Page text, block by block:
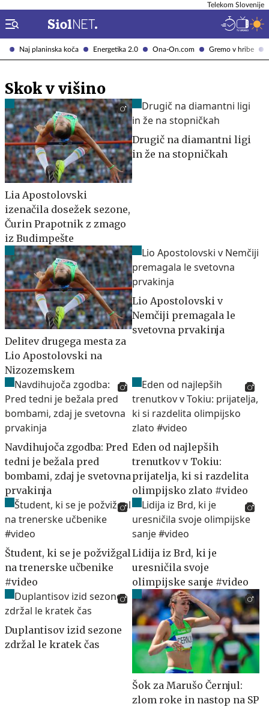
Naj planinska koča Energetika 2.0 Ona-On.com Gremo v hribe
Telekom Slovenije
Skok v višino
Lia Apostolovski
izenačila dosežek sezone,
Čurin Prapotnik z zmago
iz Budimpešte
Drugič na diamantni ligi
in že na stopničkah
Delitev drugega mesta za
Lio Apostolovski na
Nizozemskem
Lio Apostolovski v
Nemčiji premagala le
svetovna prvakinja
Navdihujoča zgodba: Pred
tedni je bežala pred
bombami, zdaj je svetovna
prvakinja
Eden od najlepših
trenutkov v Tokiu:
prijatelja, ki si razdelita
olimpijsko zlato #video
Študent, ki se je požvižgal
na trenerske učbenike
#video
Lidija iz Brd, ki je
uresničila svoje
olimpijske sanje #video
Duplantisov izid sezone
zdržal le kratek čas
Šok za Marušo Černjul:
zlom roke in nastop na SP